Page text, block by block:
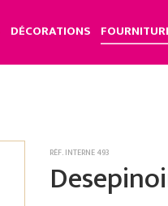
DÉCORATIONS
RÉF. INTERNE 493